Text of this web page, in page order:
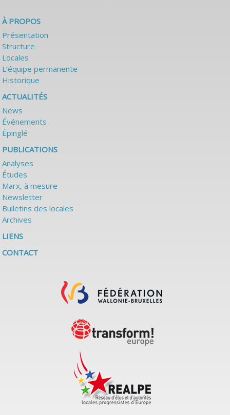
À PROPOS
Présentation
Structure
Locales
L’équipe permanente
Historique
ACTUALITÉS
News
Événements
Épinglé
PUBLICATIONS
Analyses
Études
Marx, à mesure
Newsletter
Bulletins des locales
Archives
LIENS
CONTACT